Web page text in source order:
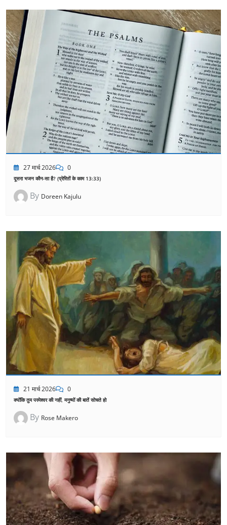
27 मार्च 2026 0
दूसरा भजन कौन-सा है? (प्रेरितों के काम 13:33)
By Doreen Kajulu
21 मार्च 2026 0
क्योंकि तुम परमेश्वर की नहीं, मनुष्यों की बातें सोचते हो
By Rose Makero